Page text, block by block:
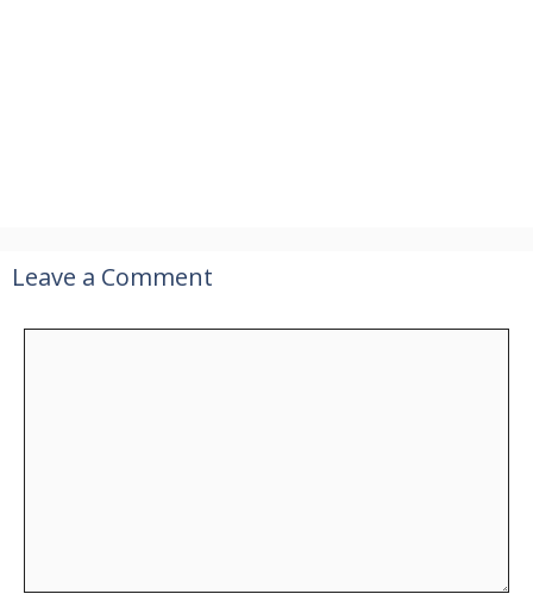
Leave a Comment